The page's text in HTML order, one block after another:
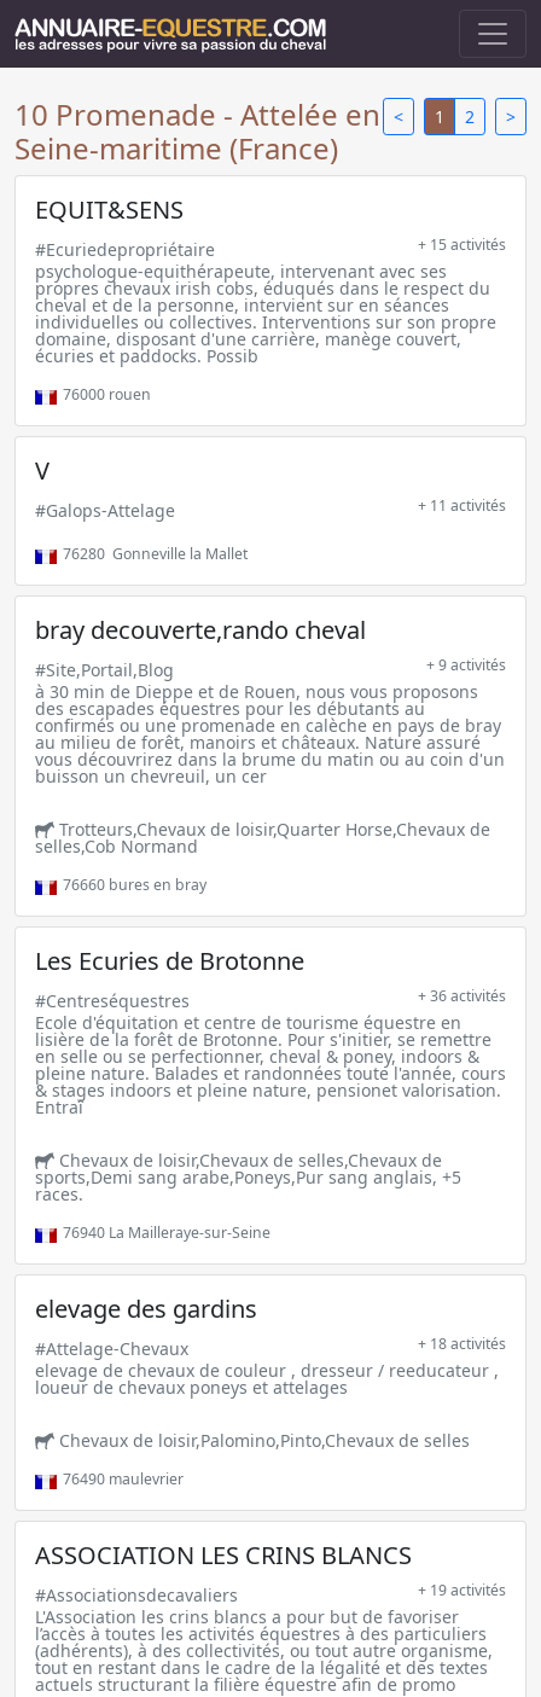
< 1 2 >
10 Promenade - Attelée en
Seine-maritime (France)
EQUIT&SENS
#Ecuriedepropriétaire + 15 activités
psychologue-equithérapeute, intervenant avec ses
propres chevaux irish cobs, éduqués dans le respect du
cheval et de la personne, intervient sur en séances
individuelles ou collectives. Interventions sur son propre
domaine, disposant d'une carrière, manège couvert,
écuries et paddocks. Possib
76000 rouen
V
#Galops-Attelage + 11 activités
76280 Gonneville la Mallet
bray decouverte,rando cheval
#Site,Portail,Blog + 9 activités
à 30 min de Dieppe et de Rouen, nous vous proposons
des escapades équestres pour les débutants au
confirmés ou une promenade en calèche en pays de bray
au milieu de forêt, manoirs et châteaux. Nature assuré
vous découvrirez dans la brume du matin ou au coin d'un
buisson un chevreuil, un cer
Trotteurs,Chevaux de loisir,Quarter Horse,Chevaux de
selles,Cob Normand
76660 bures en bray
Les Ecuries de Brotonne
#Centreséquestres + 36 activités
Ecole d'équitation et centre de tourisme équestre en
lisière de la forêt de Brotonne. Pour s'initier, se remettre
en selle ou se perfectionner, cheval & poney, indoors &
pleine nature. Balades et randonnées toute l'année, cours
& stages indoors et pleine nature, pensionet valorisation.
Entraî
Chevaux de loisir,Chevaux de selles,Chevaux de
sports,Demi sang arabe,Poneys,Pur sang anglais, +5
races.
76940 La Mailleraye-sur-Seine
elevage des gardins
#Attelage-Chevaux + 18 activités
elevage de chevaux de couleur , dresseur / reeducateur ,
loueur de chevaux poneys et attelages
Chevaux de loisir,Palomino,Pinto,Chevaux de selles
76490 maulevrier
ASSOCIATION LES CRINS BLANCS
#Associationsdecavaliers + 19 activités
L'Association les crins blancs a pour but de favoriser
l’accès à toutes les activités équestres à des particuliers
(adhérents), à des collectivités, ou tout autre organisme,
tout en restant dans le cadre de la légalité et des textes
actuels structurant la filière équestre afin de promo